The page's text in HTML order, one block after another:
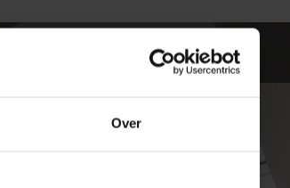
Over
Geïsoleerd